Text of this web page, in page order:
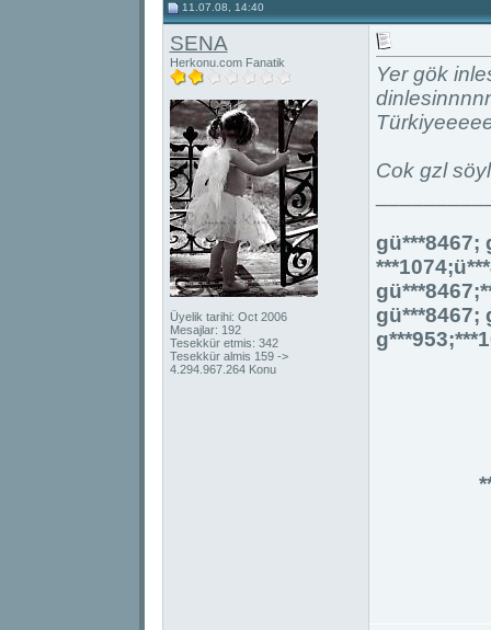
11.07.08, 14:40
SENA
Herkonu.com Fanatik
Üyelik tarihi: Oct 2006
Mesajlar: 192
Tesekkür etmis: 342
Tesekkür almis 159 ->
4.294.967.264 Konu
Yer gök
Cok gzl
gü***8467;
gü***8467;